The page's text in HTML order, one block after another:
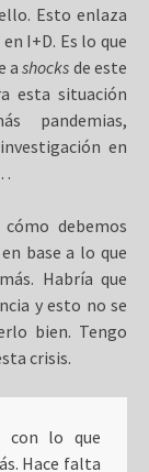
Esto enlaza
I+D. Es lo que
ashocks de este
esta situación
pandemias,
en
debemos
base a lo que
Habría que
y esto no se
bien. Tengo
crisis.
con lo que
Hace falta